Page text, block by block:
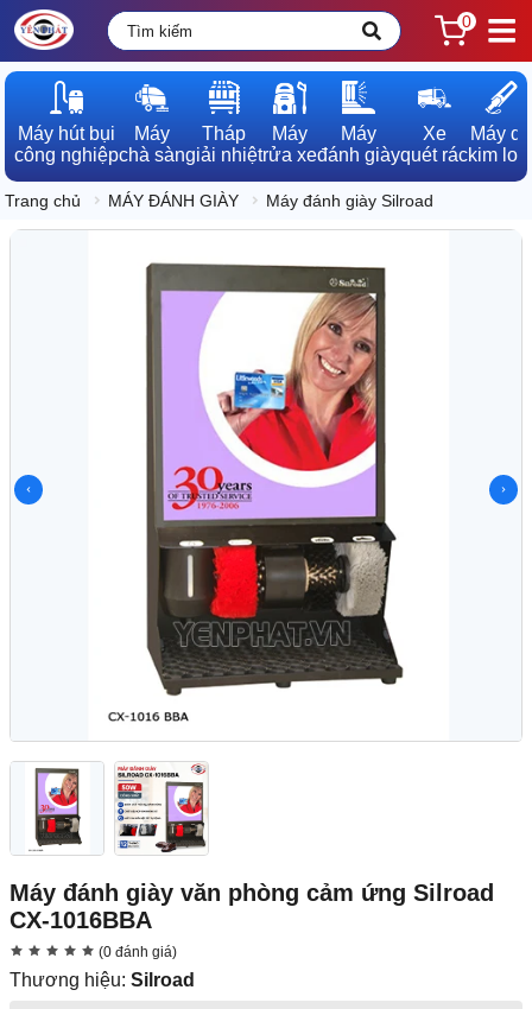
0
Máy hút bụi
công nghiệp
Máy
chà sàn
Tháp
giải nhiệt
Máy
rửa xe
Máy
đánh giày
Xe
quét rác
Máy dò
kim loại
Trang chủ MÁY ĐÁNH GIÀY Máy đánh giày Silroad
Máy đánh giày văn phòng cảm ứng Silroad
CX-1016BBA
(0 đánh giá)
Thương hiệu: Silroad